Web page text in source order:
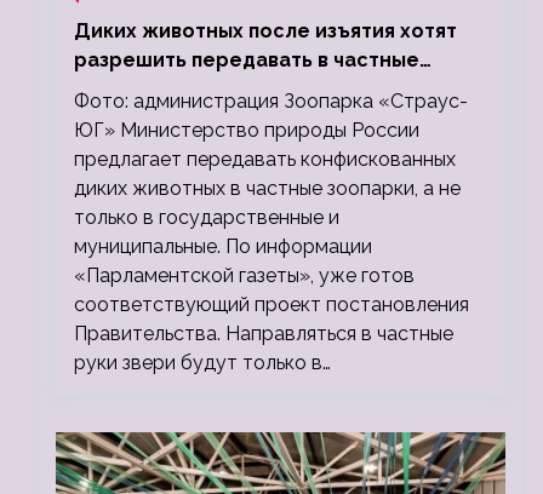
Диких животных после изъятия хотят
разрешить передавать в частные
зоопарки
Фото: администрация Зоопарка «Страус-
ЮГ» Министерство природы России
предлагает передавать конфискованных
диких животных в частные зоопарки, а не
только в государственные и
муниципальные. По информации
«Парламентской газеты», уже готов
соответствующий проект постановления
Правительства. Направляться в частные
руки звери будут только в…